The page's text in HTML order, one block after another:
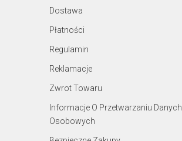
Dostawa
Płatności
Regulamin
Reklamacje
Zwrot Towaru
Informacje O Przetwarzaniu Danych
Osobowych